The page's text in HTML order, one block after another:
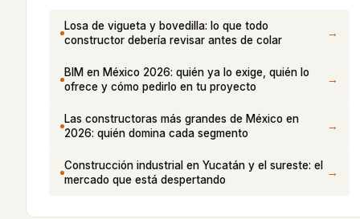
Losa de vigueta y bovedilla: lo que todo
constructor debería revisar antes de colar
→
BIM en México 2026: quién ya lo exige, quién lo
ofrece y cómo pedirlo en tu proyecto
→
Las constructoras más grandes de México en
2026: quién domina cada segmento
→
Construcción industrial en Yucatán y el sureste: el
mercado que está despertando
→